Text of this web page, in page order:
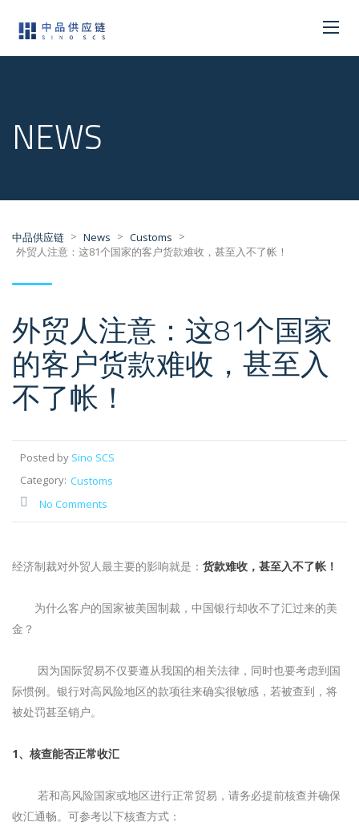
NEWS
中品供应链 > News > Customs >
外贸人注意：这81个国家的客户货款难收，甚至入不了帐！
外贸人注意：这81个国家
的客户货款难收，甚至入
不了帐！
Posted by Sino SCS
Category: Customs
No Comments
经济制裁对外贸人最主要的影响就是： 货款难收，甚至入不了帐！
为什么客户的国家被美国制裁，中国银行却收不了汇过来的美
金？
因为国际贸易不仅要遵从我国的相关法律，同时也要考虑到国
际惯例。银行对高风险地区的款项往来确实很敏感，若被查到，将
被处罚甚至销户。
1、核查能否正常收汇
若和高风险国家或地区进行正常贸易，请务必提前核查并确保
收汇通畅。可参考以下核查方式：